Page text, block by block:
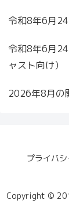
令和8年6月
令和8年6月
ャスト向け）
2026年8月の
プライバ
Copyright ©